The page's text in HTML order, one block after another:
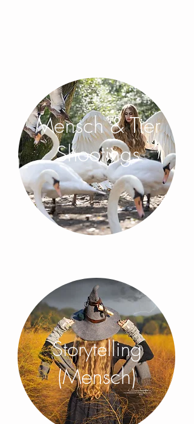
Mensch & Tier
Shootings
Storytelling
(Mensch)